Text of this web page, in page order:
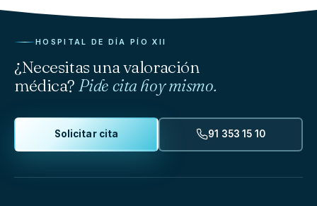
HOSPITAL DE DÍA PÍO XII
¿Necesitas una valoración
médica? Pide cita hoy mismo.
Solicitar cita 91 353 15 10